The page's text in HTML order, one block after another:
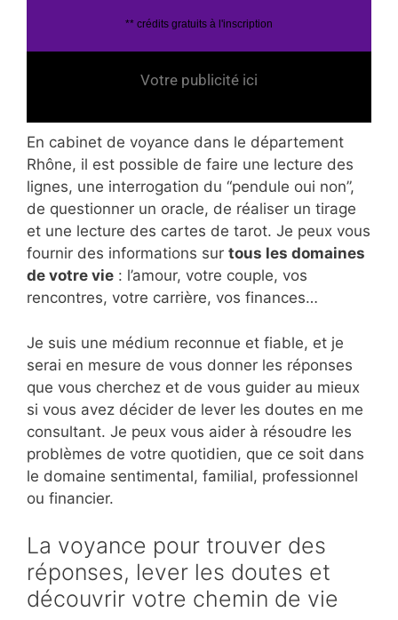
** crédits gratuits à l'inscription
Votre publicité ici
En cabinet de voyance dans le département
Rhône, il est possible de faire une lecture des
lignes, une interrogation du “pendule oui non”,
de questionner un oracle, de réaliser un tirage
et une lecture des cartes de tarot. Je peux vous
fournir des informations sur tous les domaines
de votre vie : l’amour, votre couple, vos
rencontres, votre carrière, vos finances…
Je suis une médium reconnue et fiable, et je
serai en mesure de vous donner les réponses
que vous cherchez et de vous guider au mieux
si vous avez décider de lever les doutes en me
consultant. Je peux vous aider à résoudre les
problèmes de votre quotidien, que ce soit dans
le domaine sentimental, familial, professionnel
ou financier.
La voyance pour trouver des
réponses, lever les doutes et
découvrir votre chemin de vie